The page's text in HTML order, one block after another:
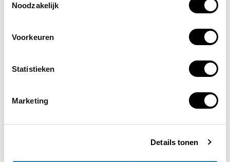
Noodzakelijk
Voorkeuren
Statistieken
Marketing
Details tonen
Altijd op de hoogte blijven van de
Schrijf je in voor onze nieuwsbrief!
Abonneer